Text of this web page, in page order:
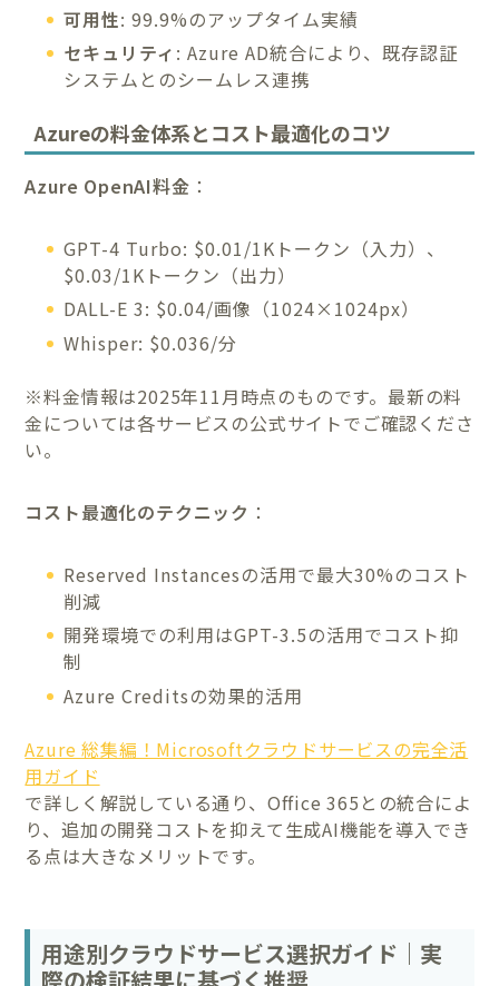
可用性: 99.9%のアップタイム実績
セキュリティ : Azure AD統合により、既存認証
システムとのシームレス連携
Azureの料金体系とコスト最適化のコツ
Azure OpenAI料金 ：
GPT-4 Turbo: $0.01/1Kトークン（入力）、
$0.03/1Kトークン（出力）
DALL-E 3: $0.04/画像（1024×1024px）
Whisper: $0.036/分
※料金情報は2025年11月時点のものです。最新の料
金については各サービスの公式サイトでご確認くださ
い。
コスト最適化のテクニック ：
Reserved Instancesの活用で最大30%のコスト
削減
開発環境での利用はGPT-3.5の活用でコスト抑
制
Azure Creditsの効果的活用
Azure 総集編！Microsoftクラウドサービスの完全活
用ガイド
で詳しく解説している通り、Office 365との統合によ
り、追加の開発コストを抑えて生成AI機能を導入でき
る点は大きなメリットです。
用途別クラウドサービス選択ガイド｜実